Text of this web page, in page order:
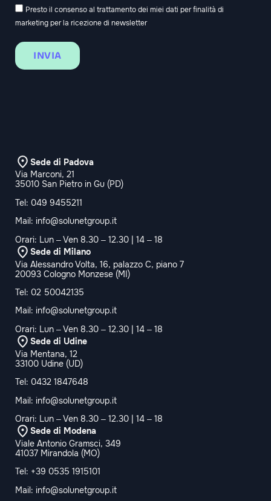
Presto il consenso al trattamento dei miei dati per finalità di
marketing per la ricezione di newsletter
INVIA
Sede di Padova
Via Marconi, 21
35010 San Pietro in Gu (PD)
Tel: 049 9455211
Mail: info@solunetgroup.it
Orari: Lun – Ven 8.30 – 12.30 | 14 – 18
Sede di Milano
Via Alessandro Volta, 16, palazzo C, piano 7
20093 Cologno Monzese (MI)
Tel: 02 50042135
Mail: info@solunetgroup.it
Orari: Lun – Ven 8.30 – 12.30 | 14 – 18
Sede di Udine
Via Mentana, 12
33100 Udine (UD)
Tel: 0432 1847648
Mail: info@solunetgroup.it
Orari: Lun – Ven 8.30 – 12.30 | 14 – 18
Sede di Modena
Viale Antonio Gramsci, 349
41037 Mirandola (MO)
Tel: +39 0535 1915101
Mail: info@solunetgroup.it